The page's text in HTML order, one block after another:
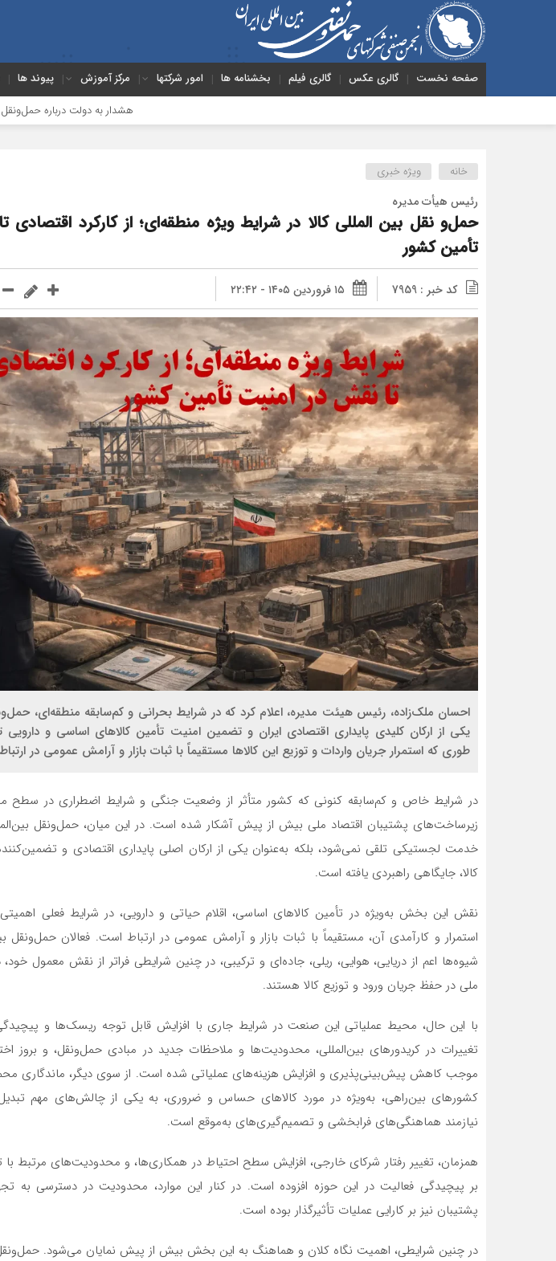
صفحه نخست گالری عکس گالری فیلم بخشنامه ها امور شرکتها مرکز آموزش پیوند ها
هشدار به دولت درباره حمل‌ونقل بین‌المللی؛
خانه ویژه خبری
رئیس هیأت مدیره
حمل‌و نقل بین‌ المللی كالا در شرایط ویژه منطقه‌ای؛ از کارکرد
تأمین کشور
کد خبر : 7959 ۱۵ فروردین ۱۴۰۵ - ۲۲:۴۲
احسان ملک‌زاده، رئیس هیئت مدیره، اعلام کرد که در شرایط بحرانی و کم‌سابقه منطقه‌ای،
یکی از ارکان کلیدی پایداری اقتصادی ایران و تضمین امنیت تأمین کالاهای اساسی و
طوری که استمرار جریان واردات و توزیع این کالاها مستقیماً با ثبات بازار و آرامش عمومی در
در شرایط خاص و کم‌سابقه کنونی که کشور متأثر از وضعیت جنگی و شرایط اضطراری در سطح
زیرساخت‌های پشتیبان اقتصاد ملی بیش از پیش آشکار شده است. در این میان، حمل‌ونقل
خدمت لجستیکی تلقی نمی‌شود، بلکه به‌عنوان یکی از ارکان اصلی پایداری اقتصادی و
کالا، جایگاهی راهبردی یافته است.
نقش این بخش به‌ویژه در تأمین کالاهای اساسی، اقلام حیاتی و دارویی، در شرایط فعلی
استمرار و کارآمدی آن، مستقیماً با ثبات بازار و آرامش عمومی در ارتباط است. فعالان حمل‌ونقل
شیوه‌ها اعم از دریایی، هوایی، ریلی، جاده‌ای و ترکیبی، در چنین شرایطی فراتر از نقش معمول
ملی در حفظ جریان ورود و توزیع کالا هستند.
با این حال، محیط عملیاتی این صنعت در شرایط جاری با افزایش قابل توجه ریسک‌ها و
تغییرات در کریدورهای بین‌المللی، محدودیت‌ها و ملاحظات جدید در مبادی حمل‌ونقل، و بروز
موجب کاهش پیش‌بینی‌پذیری و افزایش هزینه‌های عملیاتی شده است. از سوی دیگر، ماندگاری
کشورهای بین‌راهی، به‌ویژه در مورد کالاهای حساس و ضروری، به یکی از چالش‌های مهم
نیازمند هماهنگی‌های فرابخشی و تصمیم‌گیری‌های به‌موقع است.
همزمان، تغییر رفتار شرکای خارجی، افزایش سطح احتیاط در همکاری‌ها، و محدودیت‌های مرتبط با
بر پیچیدگی فعالیت در این حوزه افزوده است. در کنار این موارد، محدودیت در دسترسی به
پشتیبان نیز بر کارایی عملیات تأثیرگذار بوده است.
در چنین شرایطی، اهمیت نگاه کلان و هماهنگ به این بخش بیش از پیش نمایان می‌شود. حمل‌ونقل